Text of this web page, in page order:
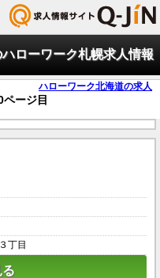
ローワーク札幌求人情報
ハローワーク北海道の求人
ージ目
丁目
る